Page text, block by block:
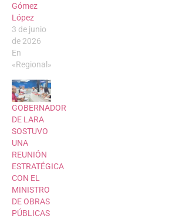
Gómez
López
3 de junio
de 2026
En
«Regional»
GOBERNADOR
DE LARA
SOSTUVO
UNA
REUNIÓN
ESTRATÉGICA
CON EL
MINISTRO
DE OBRAS
PÚBLICAS